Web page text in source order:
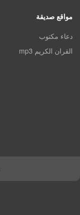
مواقع صديقة
دعاء مكتوب
القران الكريم mp3